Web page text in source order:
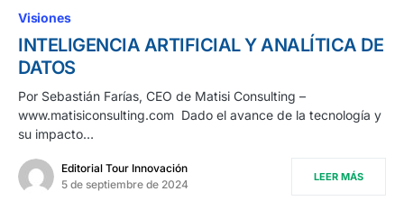
Visiones
INTELIGENCIA ARTIFICIAL Y ANALÍTICA DE
DATOS
Por Sebastián Farías, CEO de Matisi Consulting –
www.matisiconsulting.com Dado el avance de la tecnología y
su impacto…
Editorial Tour Innovación
5 de septiembre de 2024
LEER MÁS